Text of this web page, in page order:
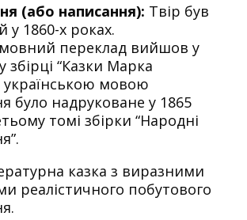
(або написання): Твір був
у 1860-х роках.
переклад вийшов у
збірці “Казки Марка
українською мовою
було надруковане у 1865
томі збірки “Народні
казка з виразними
реалістичного побутового